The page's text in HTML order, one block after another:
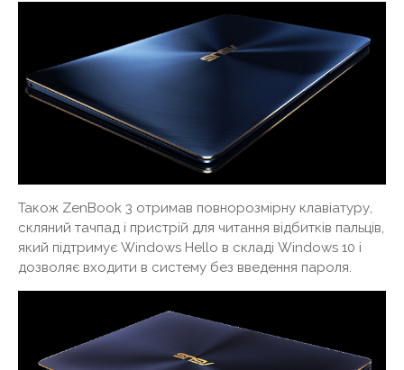
Також ZenBook 3 отримав повнорозмірну клавіатуру,
скляний тачпад і пристрій для читання відбитків пальців,
який підтримує Windows Hello в складі Windows 10 і
дозволяє входити в систему без введення пароля.